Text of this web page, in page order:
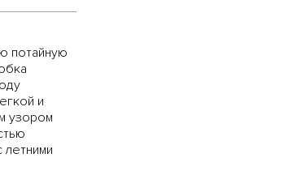
потайную
и
узором
летними